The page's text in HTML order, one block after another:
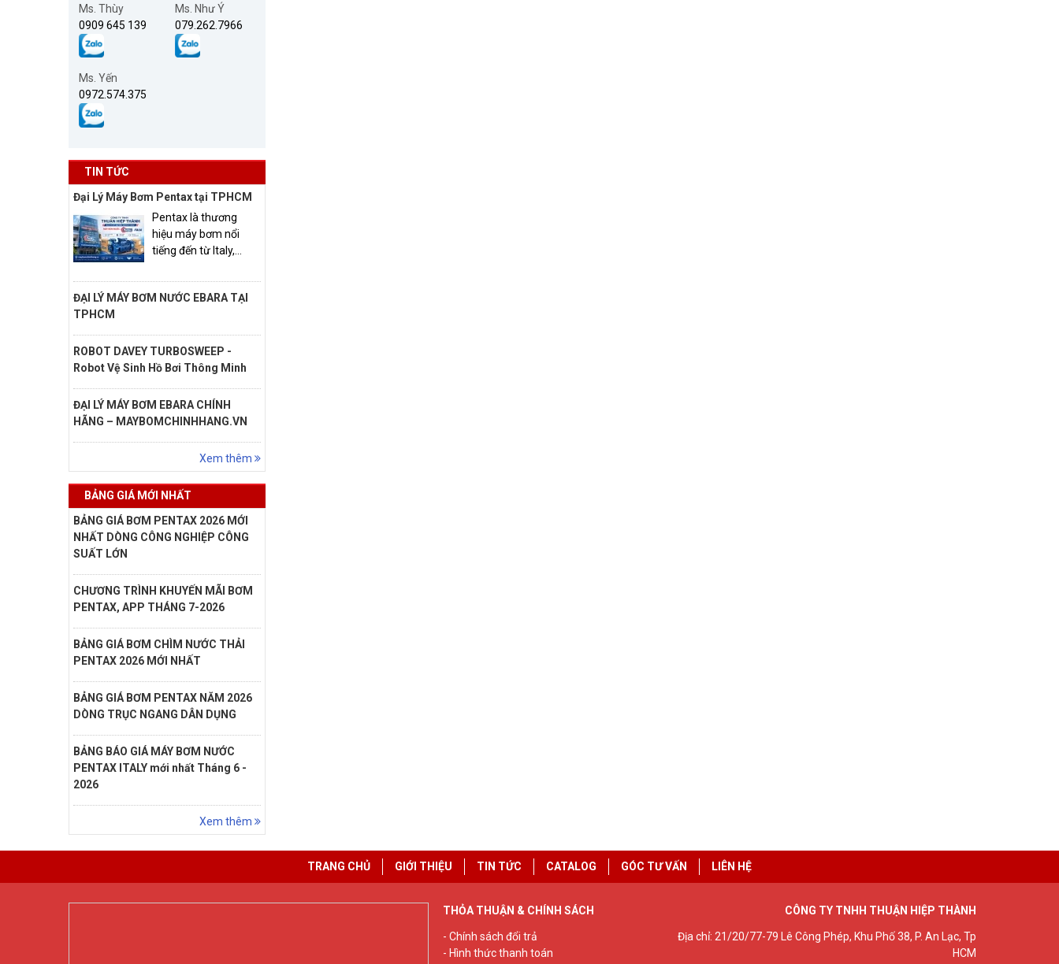
Ms. Thùy
0909 645 139
Ms. Như Ý
079.262.7966
Ms. Yến
0972.574.375
TIN TỨC
Đại Lý Máy Bơm Pentax tại TPHCM
Pentax là thương
hiệu máy bơm nổi
tiếng đến từ Italy,...
ĐẠI LÝ MÁY BƠM NƯỚC EBARA TẠI
TPHCM
ROBOT DAVEY TURBOSWEEP -
Robot Vệ Sinh Hồ Bơi Thông Minh
ĐẠI LÝ MÁY BƠM EBARA CHÍNH
HÃNG – MAYBOMCHINHHANG.VN
Xem thêm
BẢNG GIÁ MỚI NHẤT
BẢNG GIÁ BƠM PENTAX 2026 MỚI
NHẤT DÒNG CÔNG NGHIỆP CÔNG
SUẤT LỚN
CHƯƠNG TRÌNH KHUYẾN MÃI BƠM
PENTAX, APP THÁNG 7-2026
BẢNG GIÁ BƠM CHÌM NƯỚC THẢI
PENTAX 2026 MỚI NHẤT
BẢNG GIÁ BƠM PENTAX NĂM 2026
DÒNG TRỤC NGANG DÂN DỤNG
BẢNG BÁO GIÁ MÁY BƠM NƯỚC
PENTAX ITALY mới nhất Tháng 6 -
2026
Xem thêm
TRANG CHỦ GIỚI THIỆU TIN TỨC CATALOG GÓC TƯ VẤN LIÊN HỆ
THỎA THUẬN & CHÍNH SÁCH
- Chính sách đổi trả
- Hình thức thanh toán
CÔNG TY TNHH THUẬN HIỆP THÀNH
Địa chỉ: 21/20/77-79 Lê Công Phép, Khu Phố 38, P. An Lạc, Tp
HCM